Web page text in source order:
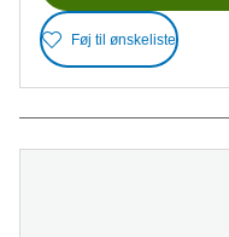
Føj til ønskeliste